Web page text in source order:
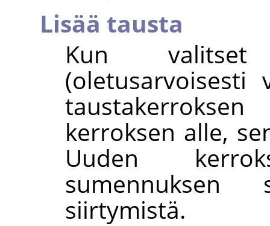
Lisää tausta
Kun valitset
(oletusarvoisesti
kerroksen alle,
Uuden
siirtymistä.